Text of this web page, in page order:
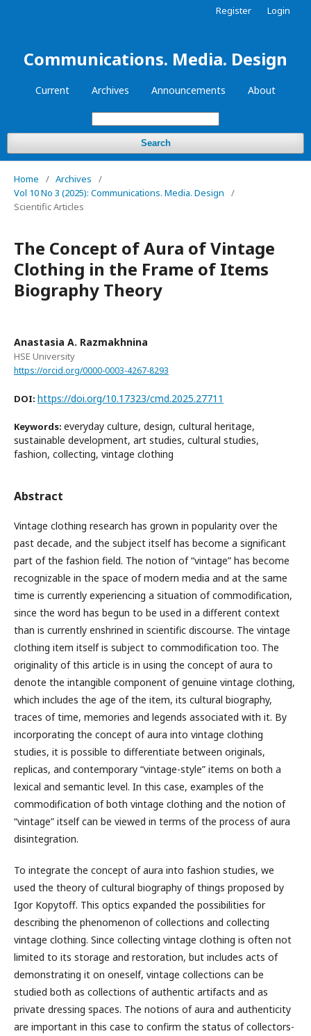
Communications. Media. Design
Current Archives Announcements About
Search
Register Login
Home / Archives
/
Vol 10 No 3 (2025): Communications. Media. Design
/
Scientific Articles
The Concept of Aura of Vintage
Clothing in the Frame of Items
Biography Theory
Anastasia A. Razmakhnina
HSE University
https://orcid.org/0000-0003-4267-8293
DOI: https://doi.org/10.17323/cmd.2025.27711
Keywords: everyday culture, design, cultural heritage,
sustainable development, art studies, cultural studies,
fashion, collecting, vintage clothing
Abstract
Vintage clothing research has grown in popularity over the
past decade, and the subject itself has become a significant
part of the fashion field. The notion of “vintage” has become
recognizable in the space of modern media and at the same
time is currently experiencing a situation of commodification,
since the word has begun to be used in a different context
than is currently enshrined in scientific discourse. The vintage
clothing item itself is subject to commodification too. The
originality of this article is in using the concept of aura to
denote the intangible component of genuine vintage clothing,
which includes the age of the item, its cultural biography,
traces of time, memories and legends associated with it. By
incorporating the concept of aura into vintage clothing
studies, it is possible to differentiate between originals,
replicas, and contemporary “vintage-style” items on both a
lexical and semantic level. In this case, examples of the
commodification of both vintage clothing and the notion of
“vintage” itself can be viewed in terms of the process of aura
disintegration.
To integrate the concept of aura into fashion studies, we
used the theory of cultural biography of things proposed by
Igor Kopytoff. This optics expanded the possibilities for
describing the phenomenon of collections and collecting
vintage clothing. Since collecting vintage clothing is often not
limited to its storage and restoration, but includes acts of
demonstrating it on oneself, vintage collections can be
studied both as collections of authentic artifacts and as
private dressing spaces. The notions of aura and authenticity
are important in this case to confirm the status of collectors-